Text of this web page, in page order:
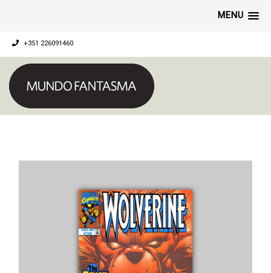
MENU
+351 226091460